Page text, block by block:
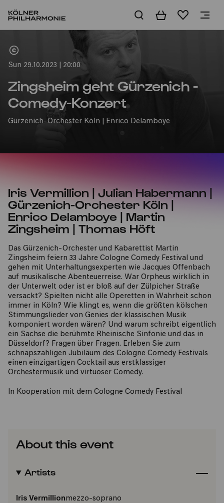
BasketWishlist
Sun 29.10.2023 | 20:00
Zingsheim geht Gürzenich -
Comedy-Konzert
Gürzenich-Orchester Köln | Enrico Delamboye
Iris Vermillion | Julian Habermann |
Gürzenich-Orchester Köln |
Enrico Delamboye | Martin
Zingsheim | Thomas Höft
Das Gürzenich-Orchester und Kabarettist Martin
Zingsheim feiern 33 Jahre Cologne Comedy Festival und
gehen mit Unterhaltungsexperten wie Jacques Offenbach
auf musikalische Abenteuerreise. War Orpheus wirklich in
der Unterwelt oder ist er bloß auf der Zülpicher Straße
versackt? Spielten nicht alle Operetten in Wahrheit schon
immer in Köln? Wie klingt es, wenn die größten kölschen
Stimmungslieder von Genies der klassischen Musik
komponiert worden wären? Und warum schreibt eigentlich
ein Sachse die berühmte Rheinische Sinfonie und das in
Düsseldorf? Fragen über Fragen. Erleben Sie zum
schnapszahligen Jubiläum des Cologne Comedy Festivals
einen einzigartigen Cocktail aus erstklassiger
Orchestermusik und virtuoser Comedy.
In Kooperation mit dem Cologne Comedy Festival
About this event
Artists
Iris Vermillionmezzo-soprano